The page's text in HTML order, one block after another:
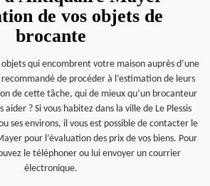
de vos objets de
brocante
objets qui encombrent votre maison auprès d’une
de procéder à l’estimation de leurs
de cette tâche, qui de mieux qu’un brocanteur
aider ? Si vous habitez dans la ville de Le Plessis
ses environs, il vous est possible de contacter le
pour l’évaluation des prix de vos biens. Pour
le téléphoner ou lui envoyer un courrier
électronique.